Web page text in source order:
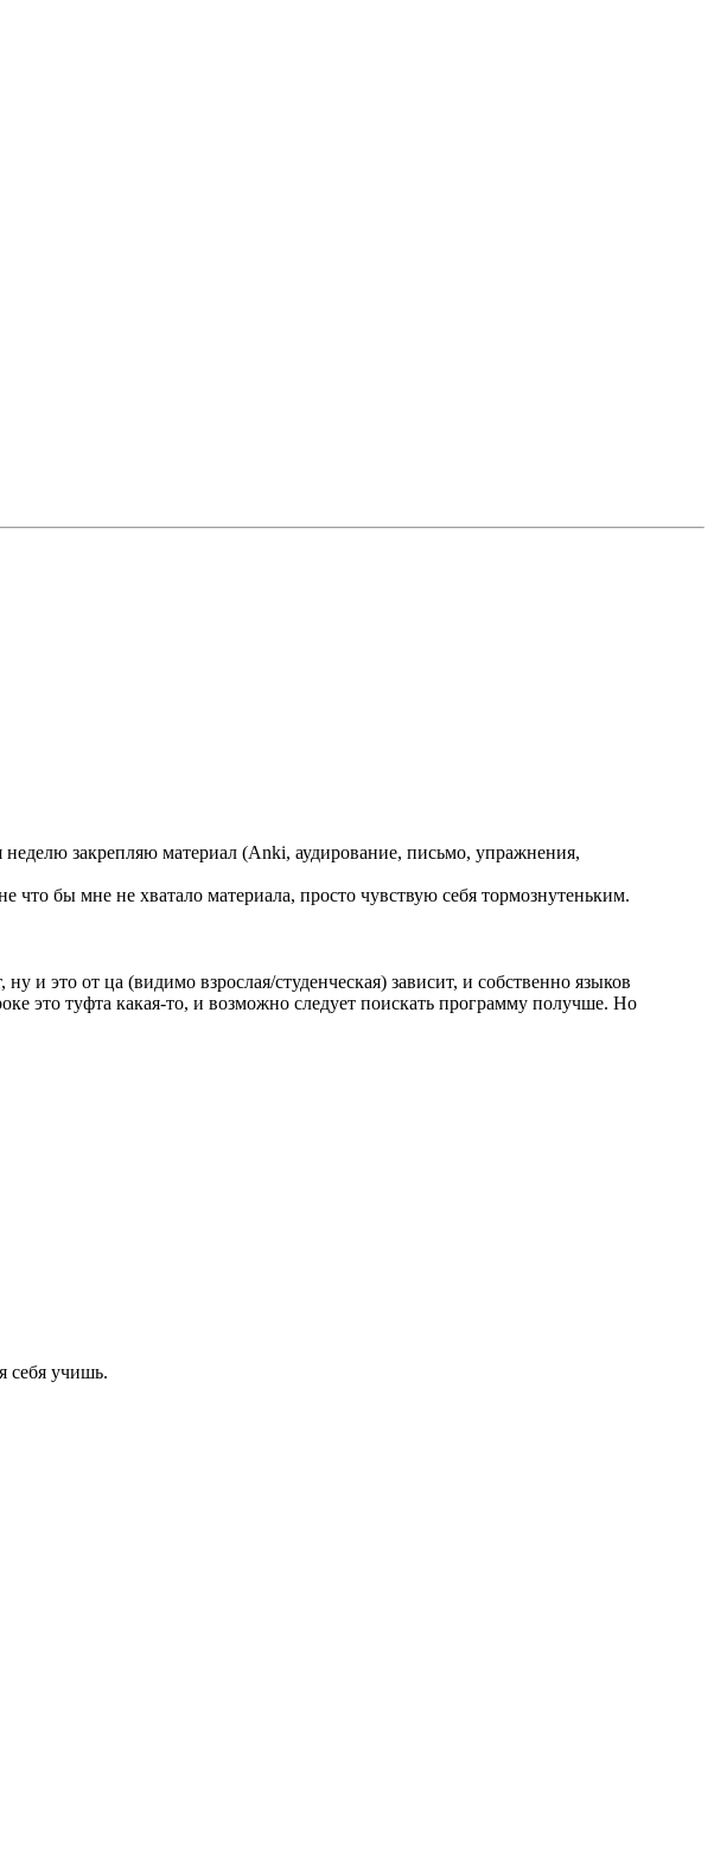
закрепляю материал (Anki, аудирование, письмо, упражнения,
что бы мне не хватало материала, просто чувствую себя тормознутеньким.
это от ца (видимо взрослая/студенческая) зависит, и собственно языков
это туфта какая-то, и возможно следует поискать программу получше. Но
себя учишь.